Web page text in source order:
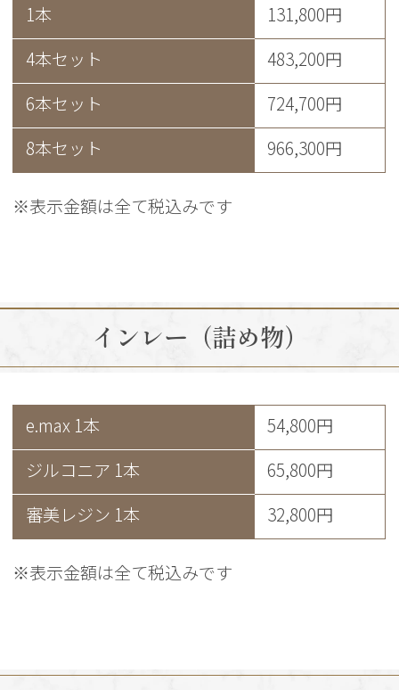
1本
131,800円
4本セット
483,200円
6本セット
724,700円
8本セット
966,300円
※表示金額は全て税込みです
インレー（詰め物）
e.max 1本
54,800円
ジルコニア 1本
65,800円
審美レジン 1本
32,800円
※表示金額は全て税込みです